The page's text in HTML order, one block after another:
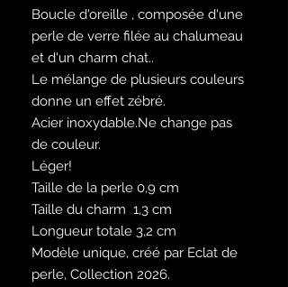
Boucle d'oreille , composée d'une
perle de verre filée au chalumeau
et d'un charm chat..
Le mélange de plusieurs couleurs
donne un effet zébré.
Acier inoxydable.Ne change pas
de couleur.
Léger!
Taille de la perle 0,9 cm
Taille du charm 1,3 cm
Longueur totale 3,2 cm
Modèle unique, créé par Eclat de
perle, Collection 2026.